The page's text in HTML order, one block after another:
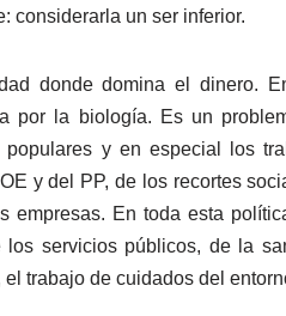
considerarla un ser inferior.
donde domina el dinero.
la biología. Es un
y en especial los
y del PP, de los recortes
En toda esta
servicios públicos, de la
trabajo de cuidados del